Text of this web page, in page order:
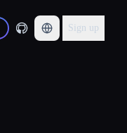
Sign up